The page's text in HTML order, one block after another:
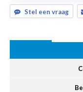
Stel een vraag